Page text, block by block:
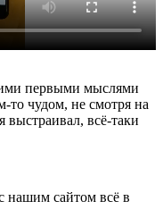
первыми мыслями
то чудом, не смотря на
всё-таки
нашим сайтом всё в